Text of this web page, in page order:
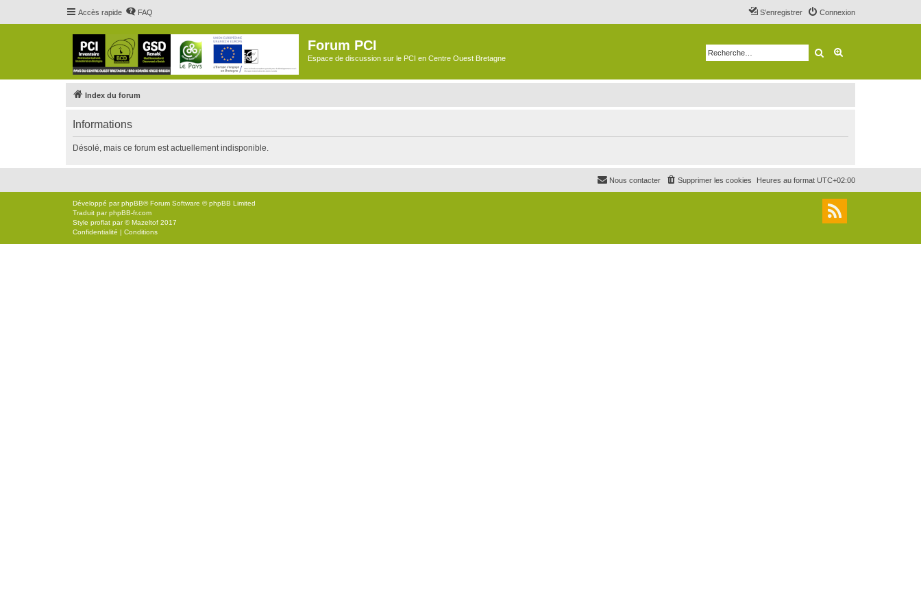
Accès rapide FAQ Connexion
S’enregistrer
Forum PCI
Espace de discussion sur le PCI en Centre Ouest Bretagne Rechercher
Index du forum
Informations
Désolé, mais ce forum est actuellement indisponible.
Heures au format UTC+02:00
Supprimer les cookies
Nous contacter
Développé parphpBB® Forum Software © phpBB Limited
Traduit parphpBB-fr.com
Style proflat par ©Mazeltof 2017
Confidentialité | Conditions